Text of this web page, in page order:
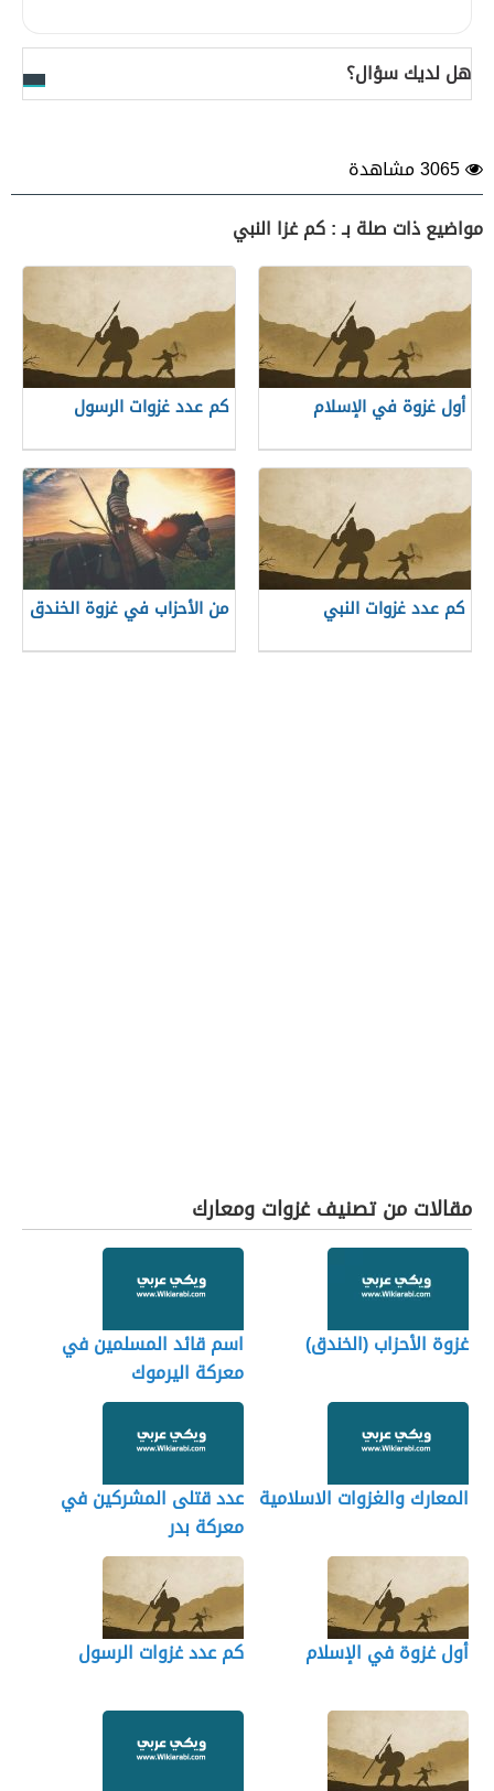
هل لديك سؤال؟
مواضيع ذات صلة بـ : كم غزا النبي
أول غزوة في الإسلام كم عدد غزوات الرسول
كم عدد غزوات النبي من الأحزاب في غزوة الخندق
مقالات من تصنيف غزوات ومعارك
غزوة الأحزاب (الخندق)
اسم قائد المسلمين في
معركة اليرموك
المعارك والغزوات الاسلامية عدد قتلى المشركين في
معركة بدر
أول غزوة في الإسلام كم عدد غزوات الرسول